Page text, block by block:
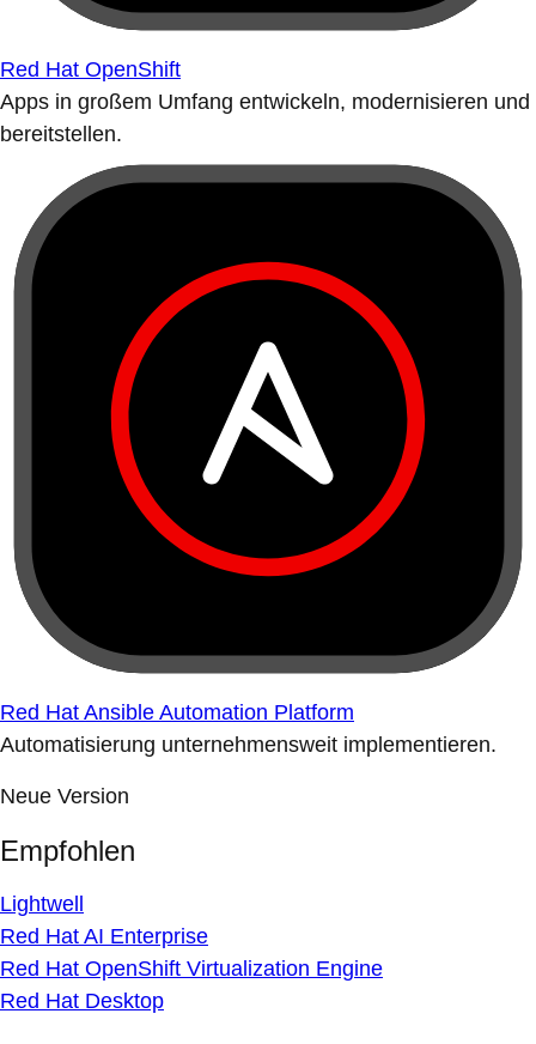
Red Hat OpenShift
Apps in großem Umfang entwickeln, modernisieren und
bereitstellen.
Red Hat Ansible Automation Platform
Automatisierung unternehmensweit implementieren.
Neue Version
Empfohlen
Lightwell
Red Hat AI Enterprise
Red Hat OpenShift Virtualization Engine
Red Hat Desktop